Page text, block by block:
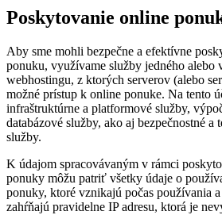
Poskytovanie online
Aby sme mohli bezpečne a efektívne
ponuku, využívame služby jedného
webhostingu, z ktorých serverov (alebo
možné prístup k online ponuke. Na tento
infraštruktúrne a platformové služby,
databázové služby, ako aj bezpečnostné a
služby.
K údajom spracovávaným v rámci
ponuky môžu patriť všetky údaje o
ponuky, ktoré vznikajú počas používania
zahŕňajú pravidelne IP adresu, ktorá je